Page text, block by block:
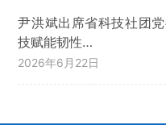
尹洪斌出席省科技社团
技赋能韧性…
2026年6月22日